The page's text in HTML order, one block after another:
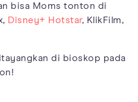
bisa Moms tonton di
Disney+ Hotstar, KlikFilm,
di bioskop pada